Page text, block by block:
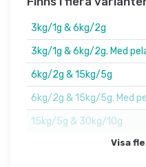
3kg/1g & 6kg/2g
3kg/1g & 6kg/2g. Med
6kg/2g & 15kg/5g
6kg/2g & 15kg/5g. Med
15kg/5g & 30kg/10g
Visa